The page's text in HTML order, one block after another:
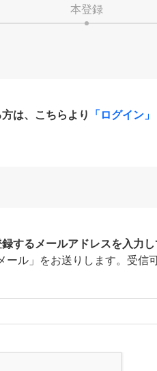
本登録
は、こちらより 「ログイン」
するメールアドレスを入力し
ル」をお送りします。受信